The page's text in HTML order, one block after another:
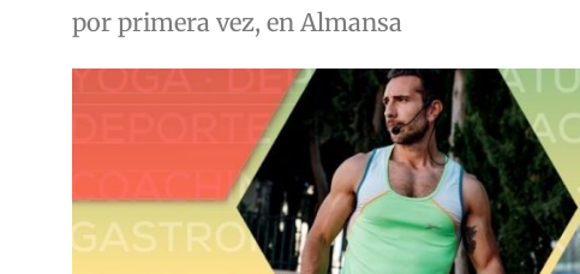
por primera vez, en Almansa